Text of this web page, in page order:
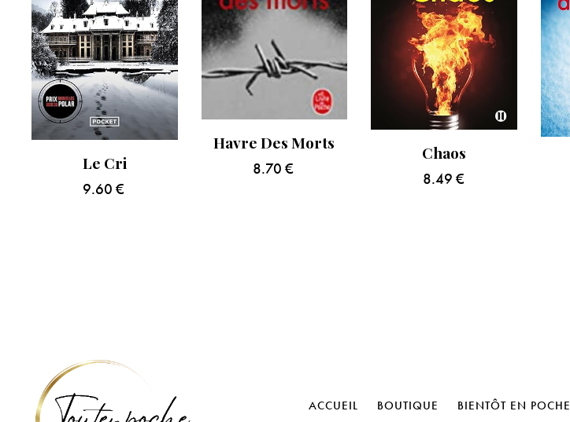
Le Cri
9.60€
Havre Des Morts
8.70€
Chaos
8.49 €
ACCUEIL BOUTIQUE BIENTÔT EN POCHE